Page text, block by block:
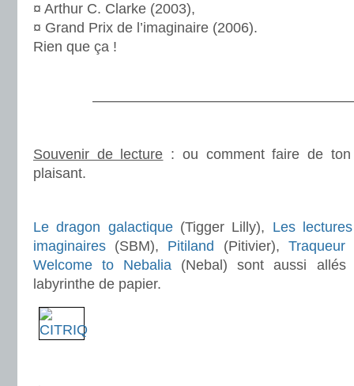
¤ Arthur C. Clarke (2003),
¤ Grand Prix de l’imaginaire (2006).
Rien que ça !
Souvenir de lecture : ou comment faire de
plaisant.
Le dragon galactique(Tigger Lilly), Les
imaginaires (SBM), Pitiland (Pitivier), Traqueur
Welcome to Nebalia (Nebal) sont aussi
labyrinthe de papier.